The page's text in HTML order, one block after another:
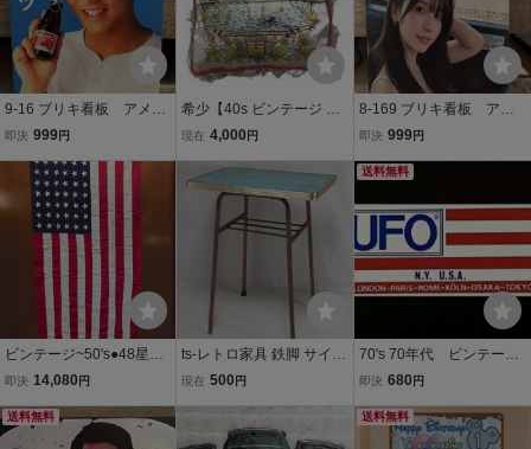
9-16 ブリキ看板 アメリ
カン雑貨 インテリア
レトロ
即決 999円
希少【40s ビンテージ サ
テン スーベニア クッショ
貨 アメリカ USA】インテ
リア ジャケット 50s
現在 4,000 円
8-169 ブリキ看板 アメ
リカン雑貨 インテリ
わいい
即決 999円
ビンテージ~50's●48星ア
メリカ星条旗size 約100c
signサインバナーインテ
リア雑貨
即決 14,080 円
ts-レトロ家具 鉄脚 サイド
テーブル 昭和レトロ ビン
幅45 奥行30 高さ59㌢位
現在 500 円
送料無料
70's 70年代 ビンテージ
古いステッカー UFOジー
旗 ビンテージステッカ
ー デカール アメリカン
即決 680 円
送料無料 送料無料